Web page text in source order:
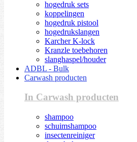
hogedruk sets
koppelingen
hogedruk pistool
hogedrukslangen
Karcher K-lock
Kranzle toebehoren
slanghaspel/houder
ADBL - Bulk
Carwash producten
In Carwash producten
shampoo
schuimshampoo
insectenreiniger